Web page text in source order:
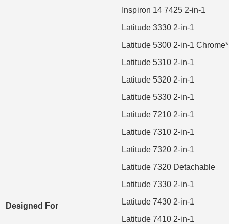
Designed For
Inspiron 14 7425 2-in-1
Latitude 3330 2-in-1
Latitude 5300 2-in-1 Chrome*
Latitude 5310 2-in-1
Latitude 5320 2-in-1
Latitude 5330 2-in-1
Latitude 7210 2-in-1
Latitude 7310 2-in-1
Latitude 7320 2-in-1
Latitude 7320 Detachable
Latitude 7330 2-in-1
Latitude 7430 2-in-1
Latitude 7410 2-in-1